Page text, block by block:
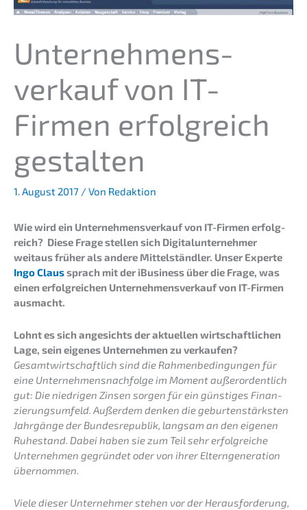
Unter­nehmens­
verkauf von IT-
Firmen erfolg­reich
gestalten
1. August 2017 / Von Redaktion
Wie wird ein Unter­nehmens­verkauf von IT-Firmen erfolg­
reich? Diese Frage stellen sich Digital­un­ter­neh­mer
weitaus früher als andere Mittel­ständ­ler. Unser Exper­te
Ingo Claussprach mit der iBusi­ness über die Frage, was
einen erfolg­rei­chen Unter­nehmens­verkauf von IT-Firmen
ausmacht.
Lohnt es sich angesichts der aktuel­len wirtschaft­li­chen
Lage, sein eigenes Unter­neh­men zu verkaufen?
Gesamt­wirt­schaft­lich sind die Rahmen­be­din­gun­gen für
eine Unternehmens­nachfolge im Moment außer­or­dent­lich
gut: Die niedri­gen Zinsen sorgen für ein günsti­ges Finan­
zie­rungs­um­feld. Außer­dem denken die gebur­ten­stärks­ten
Jahrgän­ge der Bundes­re­pu­blik, langsam an den eigenen
Ruhestand. Dabei haben sie zum Teil sehr erfolg­rei­che
Unter­neh­men gegrün­det oder von ihrer Eltern­ge­nera­ti­on
übernommen.
Viele dieser Unter­neh­mer stehen vor der Heraus­for­de­rung,